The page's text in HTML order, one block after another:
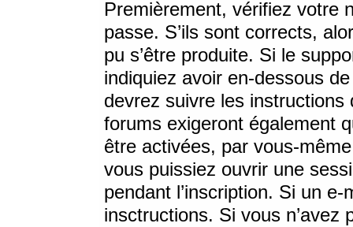
Premièrement, vérifiez votre
passe. S’ils sont corrects,
pu s’être produite. Si le
indiquiez avoir en-dessous
devrez suivre les
forums exigeront également
être activées, par vous-
vous puissiez ouvrir une
pendant l’inscription. Si un
insctructions. Si vous n’avez